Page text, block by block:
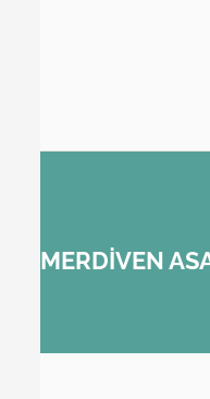
MERDİVEN